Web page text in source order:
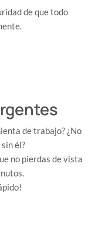
de que todo
de trabajo? ¿No
él?
no pierdas de vista